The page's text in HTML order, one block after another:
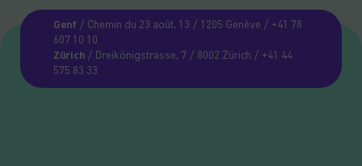
Genf / Chemin du 23 août, 13 / 1205 Genève / +41 78
607 10 10
Zürich/ Dreikönigstrasse, 7 / 8002 Zürich / +41 44
575 83 33